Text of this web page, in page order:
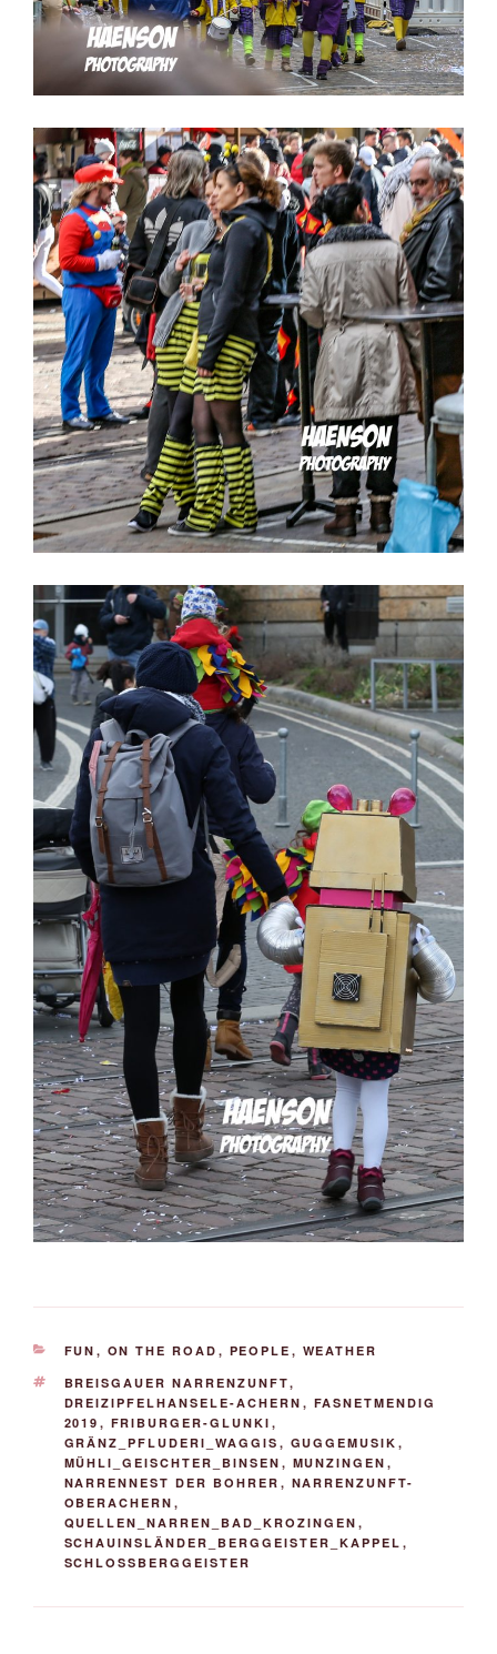
KATEGORIEN
FUN , ON THE ROAD , PEOPLE , WEATHER
SCHLAGWÖRTER
BREISGAUER NARRENZUNFT,
DREIZIPFELHANSELE-ACHERN , FASNETMENDIG
2019 , FRIBURGER-GLUNKI ,
GRÄNZ_PFLUDERI_WAGGIS , GUGGEMUSIK ,
MÜHLI_GEISCHTER_BINSEN , MUNZINGEN ,
NARRENNEST DER BOHRER , NARRENZUNFT-
OBERACHERN ,
QUELLEN_NARREN_BAD_KROZINGEN ,
SCHAUINSLÄNDER_BERGGEISTER_KAPPEL ,
SCHLOSSBERGGEISTER